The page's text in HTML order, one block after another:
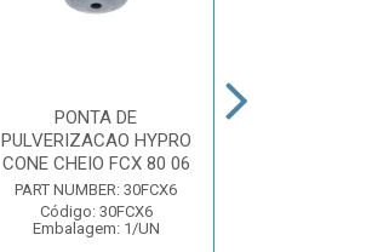
PONTA DE
PULVERIZACAO HYPRO
CONE CHEIO FCX 80 06
PART NUMBER: 30FCX6
Código: 30FCX6
Embalagem: 1/UN